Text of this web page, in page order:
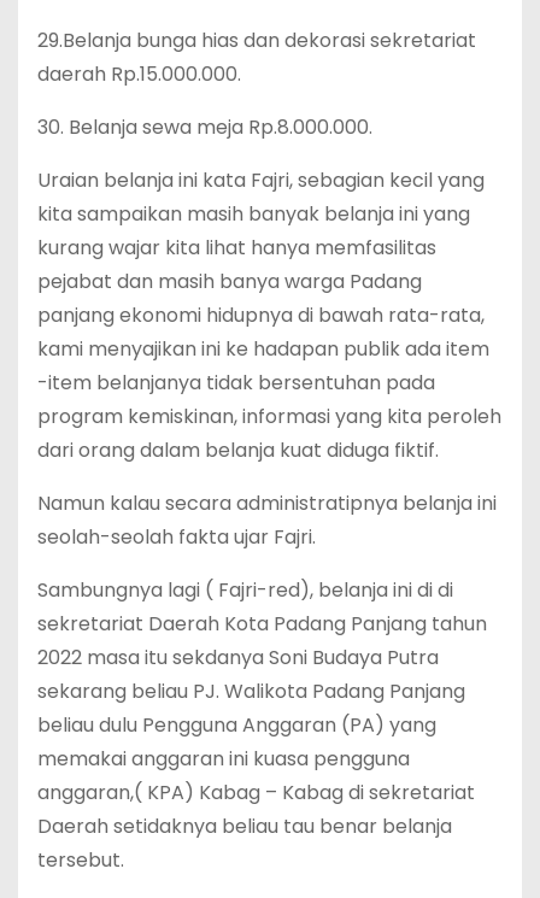
29.Belanja bunga hias dan dekorasi sekretariat
daerah Rp.15.000.000.
30. Belanja sewa meja Rp.8.000.000.
Uraian belanja ini kata Fajri, sebagian kecil yang
kita sampaikan masih banyak belanja ini yang
kurang wajar kita lihat hanya memfasilitas
pejabat dan masih banya warga Padang
panjang ekonomi hidupnya di bawah rata-rata,
kami menyajikan ini ke hadapan publik ada item
-item belanjanya tidak bersentuhan pada
program kemiskinan, informasi yang kita peroleh
dari orang dalam belanja kuat diduga fiktif.
Namun kalau secara administratipnya belanja ini
seolah-seolah fakta ujar Fajri.
Sambungnya lagi ( Fajri-red), belanja ini di di
sekretariat Daerah Kota Padang Panjang tahun
2022 masa itu sekdanya Soni Budaya Putra
sekarang beliau PJ. Walikota Padang Panjang
beliau dulu Pengguna Anggaran (PA) yang
memakai anggaran ini kuasa pengguna
anggaran,( KPA) Kabag – Kabag di sekretariat
Daerah setidaknya beliau tau benar belanja
tersebut.